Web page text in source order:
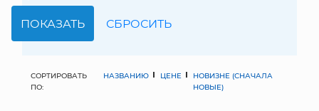
МЯГКИЕ ИГРУШКИ
СОРТИРОВАТЬ
ПО:
НАЗВАНИЮ ЦЕНЕ
НОВИЗНЕ (СНАЧАЛА
НОВЫЕ)